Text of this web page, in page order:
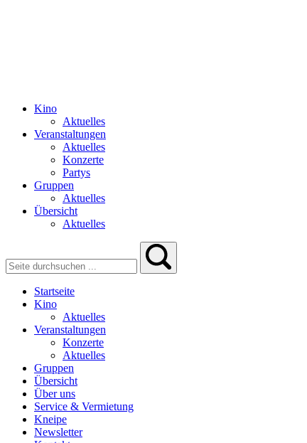
Kino
Aktuelles
Veranstaltungen
Aktuelles
Konzerte
Partys
Gruppen
Aktuelles
Übersicht
Aktuelles
Startseite
Kino
Aktuelles
Veranstaltungen
Konzerte
Aktuelles
Gruppen
Übersicht
Über uns
Service & Vermietung
Kneipe
Newsletter